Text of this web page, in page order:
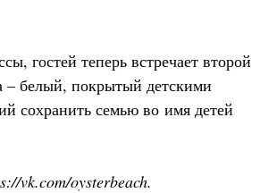
гостей теперь встречает второй
– белый, покрытый детскими
сохранить семью во имя детей
vk.com/oysterbeach.